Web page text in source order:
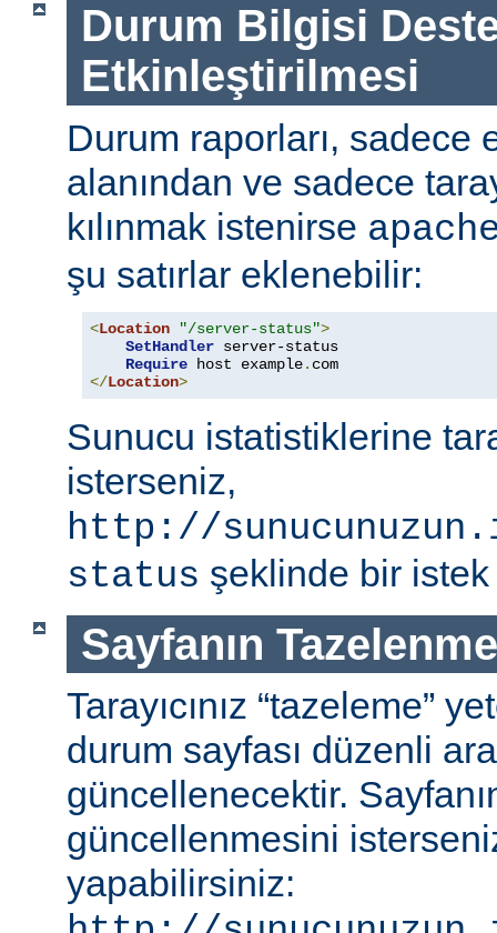
Durum Bilgisi
Etkinleştirilmesi
Durum raporları, sadece
alanından ve sadece
kılınmak istenirse
şu satırlar eklenebilir:
<Location "/server-status">
SetHandler server-status
Require host example.
</Location>
Sunucu istatistiklerine
isterseniz,
http://
status şeklinde bir
Sayfanın
Tarayıcınız “tazeleme”
durum sayfası düzenli
güncellenecektir.
güncellenmesini
yapabilirsiniz: